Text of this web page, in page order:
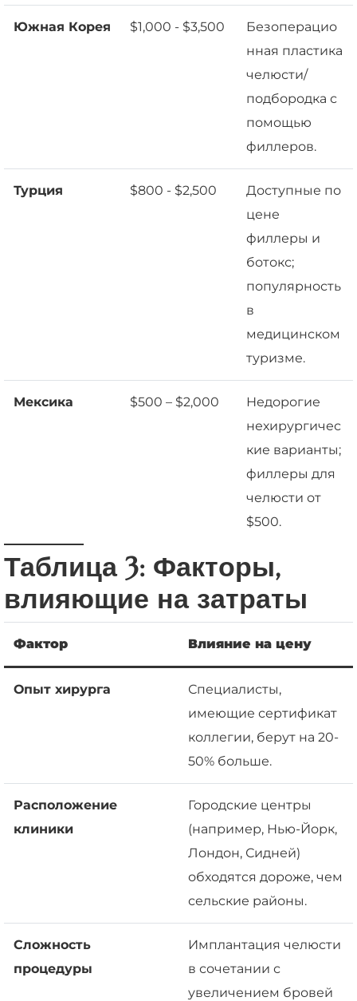
Южная Корея $1,000 - $3,500
Безоперацио
нная пластика
челюсти/
подбородка с
помощью
филлеров.
Турция $800 - $2,500
Доступные по
цене
филлеры и
ботокс;
популярность
в
медицинском
туризме.
Мексика $500 – $2,000
Недорогие
нехирургичес
кие варианты;
филлеры для
челюсти от
$500.
Таблица 3: Факторы,
влияющие на затраты
Фактор Влияние на цену
Опыт хирурга
Специалисты,
имеющие сертификат
коллегии, берут на 20-
50% больше.
Расположение
клиники
Городские центры
(например, Нью-Йорк,
Лондон, Сидней)
обходятся дороже, чем
сельские районы.
Сложность
процедуры
Имплантация челюсти
в сочетании с
увеличением бровей